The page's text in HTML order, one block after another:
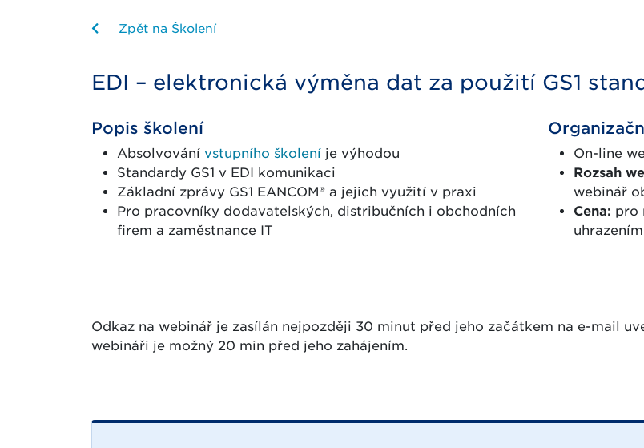
Zpět na Školení
EDI – elektronická výměna dat za použití GS1
Popis školení
Absolvování vstupního školení je výhodou
Standardy GS1 v EDI komunikaci
Základní zprávy GS1 EANCOM® a jejich využití v praxi
Pro pracovníky dodavatelských, distribučních i obchodních
firem a zaměstnance IT
On-line
Rozsah
webinář
Cena: pro
Odkaz na webinář je zasílán nejpozději 30 minut před jeho začátkem na e-mail
webináři je možný 20 min před jeho zahájením.